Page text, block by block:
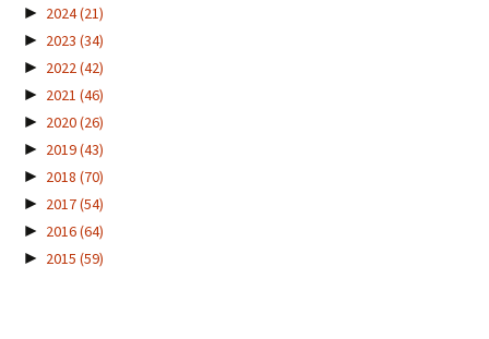
► 2024(21)
► 2023 (34)
► 2022 (42)
► 2021 (46)
► 2020(26)
► 2019(43)
► 2018 (70)
► 2017(54)
► 2016(64)
► 2015 (59)